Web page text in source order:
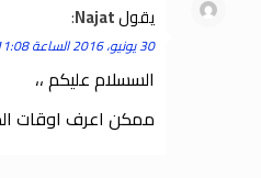
يقولNajat
:
30 يونيو، 2016 الساعة 11:08 ص
السسلام عليكم ،،
ممكن اعرف اوقات